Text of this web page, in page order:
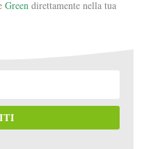
Greendirettamente nella tua